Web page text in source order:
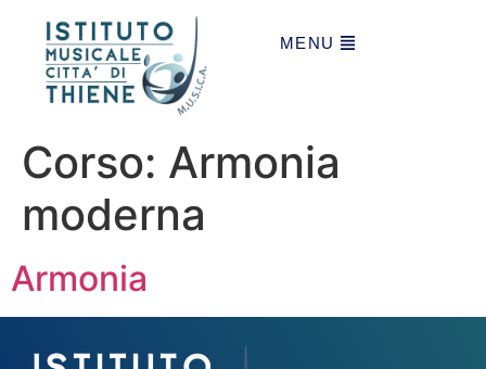
MENU
Corso: Armonia
moderna
Armonia